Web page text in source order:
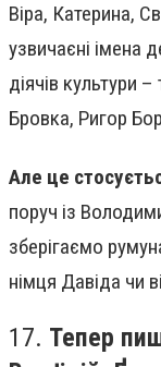
Віра, Катерина,
узвичаєні імена
діячів культури
Бровка, Ригор
Але це
поруч із
зберігаємо
німця Давіда чи
17. Тепер